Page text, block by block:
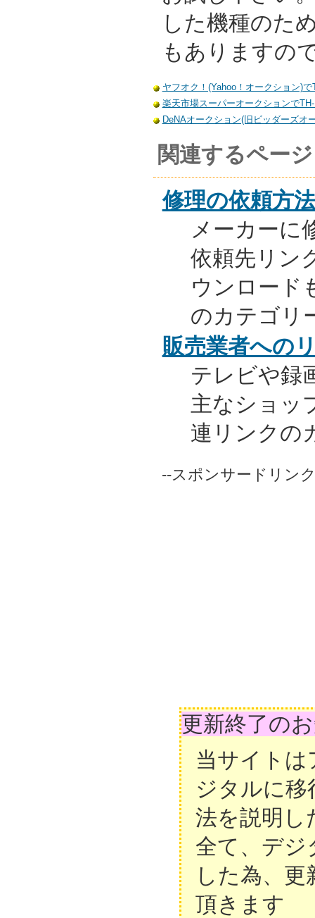
した機種のた
もありますの
ヤフオク！(Yahoo！オークション)
楽天市場スーパーオークションで
DeNAオークション(旧ビッダーズオ
関連するページ
修理の依頼方法
メーカーに
依頼先リン
ウンロード
のカテゴリ
販売業者への
テレビや録
主なショッ
連リンクの
--スポンサードリン
更新終了の
当サイト
ジタルに移
法を説明し
全て、デジ
した為、
頂きます